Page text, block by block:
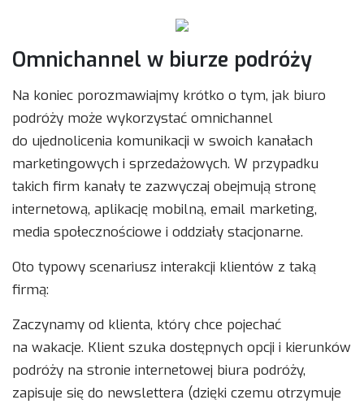
Omnichannel w biurze podróży
Na koniec porozmawiajmy krótko o tym, jak biuro
podróży może wykorzystać omnichannel
do ujednolicenia komunikacji w swoich kanałach
marketingowych i sprzedażowych. W przypadku
takich firm kanały te zazwyczaj obejmują stronę
internetową, aplikację mobilną, email marketing,
media społecznościowe i oddziały stacjonarne.
Oto typowy scenariusz interakcji klientów z taką
firmą:
Zaczynamy od klienta, który chce pojechać
na wakacje. Klient szuka dostępnych opcji i kierunków
podróży na stronie internetowej biura podróży,
zapisuje się do newslettera (dzięki czemu otrzymuje